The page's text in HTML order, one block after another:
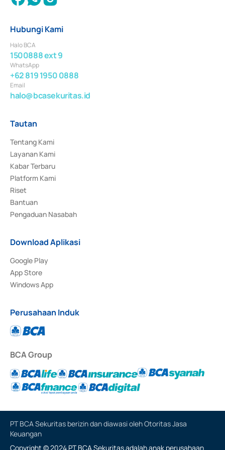
Hubungi Kami
Halo BCA
1500888 ext 9
WhatsApp
+62 819 1950 0888
Email
halo@bcasekuritas.id
Tautan
Tentang Kami
Layanan Kami
Kabar Terbaru
Platform Kami
Riset
Bantuan
Pengaduan Nasabah
Download Aplikasi
Google Play
App Store
Windows App
Perusahaan Induk
BCA Group
PT BCA Sekuritas berizin dan diawasi oleh Otoritas Jasa
Keuangan
Copyright © 2024 PT BCA Sekuritas adalah anak perusahaan